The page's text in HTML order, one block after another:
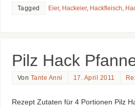
Tagged Eier, Hackeier, Hackfleisch
Pilz Hack
Von Tante Anni 17. April 2011
Rezept Zutaten für 4 Portionen Pilz